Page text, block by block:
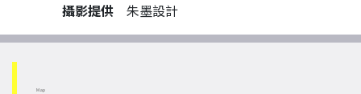
攝影提供
朱墨設計
Map